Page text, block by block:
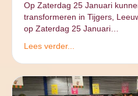
Op Zaterdag 25 Januari
transformeren in Tijgers,
op Zaterdag 25 Januari…
Lees verder...